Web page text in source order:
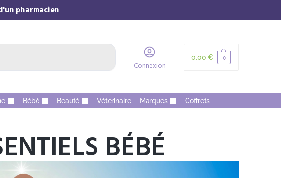
pharmacien
Connexion
0,00 € 0
Bébé Beauté Vétérinaire Marques Coffrets
BÉBÉ